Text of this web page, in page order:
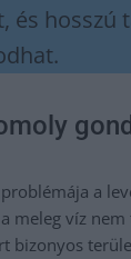
és hosszú
a
meleg víz
bizonyos